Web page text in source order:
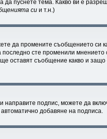
пуснете тема. Какво ви е
си и т.н.)
да промените съобщението си
сте променили
оставят съобщение какво и
направите подпис, можете да
добавяне на подписа.